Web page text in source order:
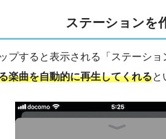
ステーションを
プすると表示される「ステーショ
楽曲を自動的に再生してくれると